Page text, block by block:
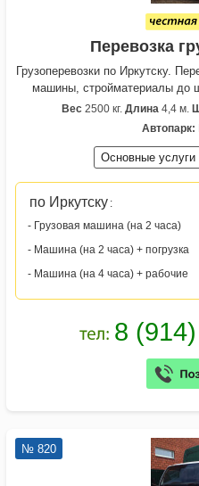
Перевозка
Грузоперевозки по Иркутску.
машины, стройматериалы до
Вес 2500 кг. Длина 4,4 м.
Автопарк:
Основные услуги
по Иркутску :
- Грузовая машина (на 2 часа)
- Машина (на 2 часа) + погрузка
- Машина (на 4 часа) + рабочие
№ 820